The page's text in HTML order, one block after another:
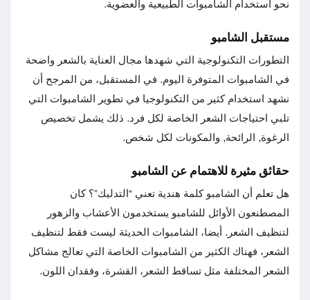
نحو استخدام الشامبوات الطبيعية والعضوية.
مستقبل الشامبو
التطورات التكنولوجية التي شهدها مجال العناية بالشعر واضحة
في الشامبوات المتوفرة اليوم. في المستقبل، من المرجح أن
نشهد استخدام كثير من التكنولوجيا في تطوير الشامبوات التي
تلبي احتياجات الشعر الخاصة لكل فرد. ذلك يشمل تخصيص
الرغوة, الرائحة, والمكونات لكل شخص.
حقائق مثيرة للاهتمام عن الشامبو
هل تعلم أن الشامبو كلمة هندية تعني “التدليك”؟ كان
المصطنعون الأوائل للشامبو يستخدمون الأعشاب والزهور
لتنظيف الشعر. أيضا، الشامبوات الحديثة ليست فقط لتنظيف
الشعر، فهناك الكثير من الشامبوات الخاصة التي تعالج مشاكل
الشعر المختلفة مثل تساقط الشعر، القشرة، وفقدان اللون.